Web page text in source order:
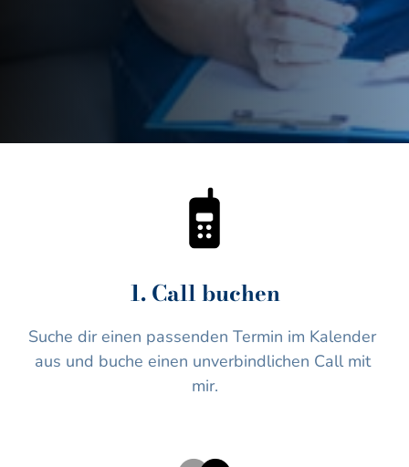
1. Call buchen
Suche dir einen passenden Termin im Kalender
aus und buche einen unverbindlichen Call mit
mir.